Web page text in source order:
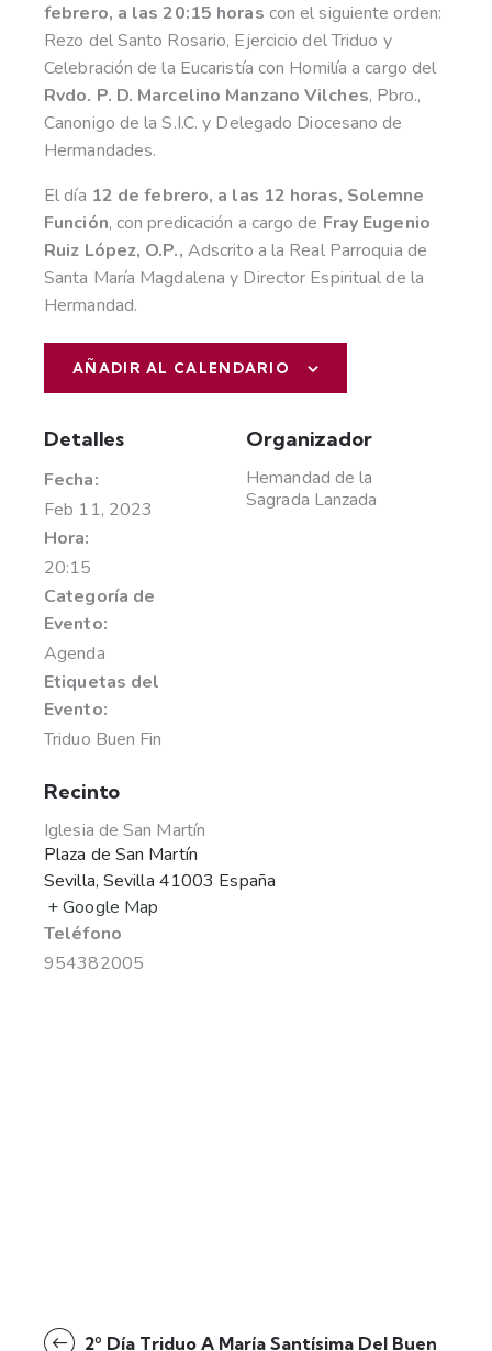
febrero, a las 20:15 horas con el siguiente orden:
Rezo del Santo Rosario, Ejercicio del Triduo y
Celebración de la Eucaristía con Homilía a cargo del
Rvdo. P. D. Marcelino Manzano Vilches, Pbro.,
Canonigo de la S.I.C. y Delegado Diocesano de
Hermandades.
El día 12 de febrero, a las 12 horas, Solemne
Función, con predicación a cargo de Fray Eugenio
Ruiz López, O.P., Adscrito a la Real Parroquia de
Santa María Magdalena y Director Espiritual de la
Hermandad.
AÑADIR AL CALENDARIO
Detalles
Fecha:
Feb 11, 2023
Hora:
20:15
Categoría de
Evento:
Agenda
Etiquetas del
Evento:
Triduo Buen Fin
Organizador
Hemandad de la
Sagrada Lanzada
Recinto
Iglesia de San Martín
Plaza de San Martín
Sevilla, Sevilla 41003 España
+ Google Map
Teléfono
954382005
2º Día Triduo A María Santísima Del Buen